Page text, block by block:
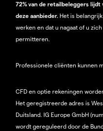
72% van de retailbeleggers lijdt
deze aanbieder. Het is
werken en dat u nagaat of u
permitteren.
Professionele cliënten kunnen
CFD en optie rekeningen
Het geregistreerde adres is
Duitsland. IG Europe GmbH
wordt gereguleerd door de